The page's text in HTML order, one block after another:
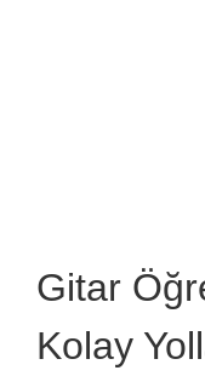
Gitar
Kolay